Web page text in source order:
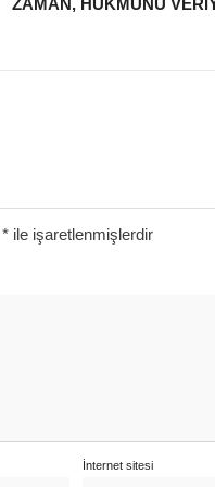
ZAMÂN, HÜKMÜNÜ
* ile işaretlenmişlerdir
İnternet sitesi